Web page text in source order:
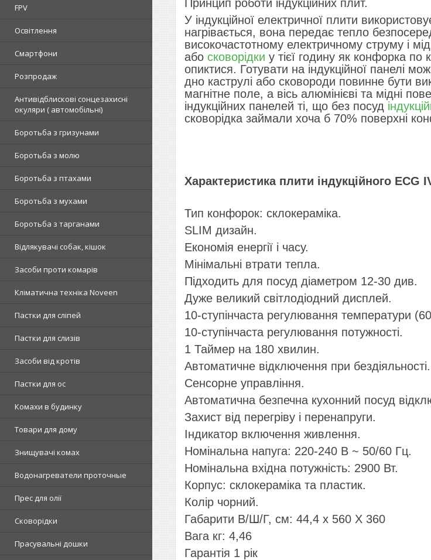
FPV
Освітлення
Смартфони
Розпродаж
Антивідблискові сонцезахисні
окуляри ( автомобільні)
Боротьба з гризунами
Боротьба з молю
Боротьба з птахами
Боротьба з мухами
Боротьба з тарганами
Відлякувачі собак, кішок
Засоби проти комарів
Кліматична техніка Noveen
Пастки для сліпей
Пастки для слизів
Засоби від кротів
Пастки для ос
Комахи в будинку
Товари для дому
Знищувачі комах
Водонагреватели проточные
Прес для олії
Сковорідки
Прасувальні дошки
Принцип роботи індукційних плит.
У індукційної електричної плити
нагрівається, вона передає тепло
високочастотному електричному струму і
або сковорідки у тієї годину як конфорка
опиктися. Готувати на індукційної панелі
дно каструлі або сковороди повинне бути
магнітне поле, а вісь алюмінієві та мідні
індукційних панелей ті, що без посуд
сковорідка займали хоча б 70% поверхні
Характеристика плити індукційного ECG
Тип конфорок: склокераміка.
SLIM дизайн.
Економія енергії і часу.
Мінімальні втрати тепла.
Підходить для посуд діаметром 12-30 див.
Дуже великий світлодіодний дисплей.
10-ступінчаста регулювання температури
10-ступінчаста регулювання потужності.
1 Таймер на 180 хвилин.
Автоматичне відключення при бездіяльності.
Сенсорне управління.
Автоматична безпечна кухонний посуд
Захист від перегріву і перенапруги.
Індикатор включення живлення.
Номінальна напуга: 220-240 В ~ 50/60 Гц.
Номінальна вхідна потужність: 2900 Вт.
Корпус: склокераміка та пластик.
Колір чорний.
Габарити В/Ш/Г, см: 44,4 х 560 Х 360
Вага кг: 4,46
Гарантія 1 рік